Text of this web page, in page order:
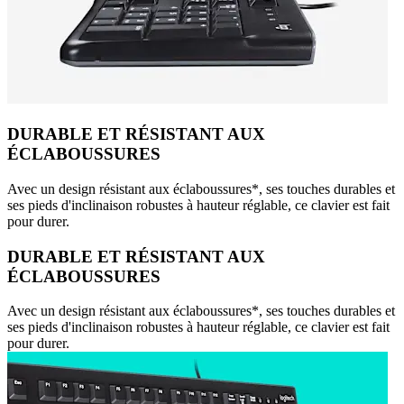
DURABLE ET RÉSISTANT AUX
ÉCLABOUSSURES
Avec un design résistant aux éclaboussures*, ses touches durables et
ses pieds d'inclinaison robustes à hauteur réglable, ce clavier est fait
pour durer.
DURABLE ET RÉSISTANT AUX
ÉCLABOUSSURES
Avec un design résistant aux éclaboussures*, ses touches durables et
ses pieds d'inclinaison robustes à hauteur réglable, ce clavier est fait
pour durer.